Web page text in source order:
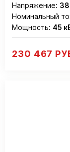
Напряжение:
Номинальный
Мощность: 45
230 467